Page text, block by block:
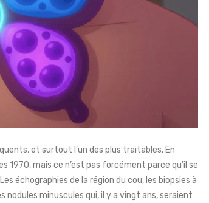
et surtout l’un des plus traitables. En
1970, mais ce n’est pas forcément parce qu’il se
échographies de la région du cou, les biopsies à
nodules minuscules qui, il y a vingt ans, seraient